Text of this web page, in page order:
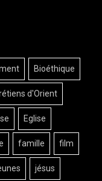
Bioéthique
d'Orient
Eglise
famille film
jésus